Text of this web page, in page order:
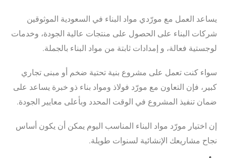
يساعد العمل مع مورّدي مواد البناء في السعودية الموثوقين
شركات البناء على الحصول على منتجات عالية الجودة، وخدمات
لوجستية فعالة، و إمدادات ثابتة من مواد البناء بالجملة.
سواء كنت تعمل على مشروع بنية تحتية ضخم أو مبنى تجاري
كبير، فإن التعاون مع مورّد فولاذ ومواد بناء ذو خبرة يساعد على
ضمان تنفيذ المشروع في الوقت المحدد وبأعلى معايير الجودة.
إن اختيار مورّد مواد البناء المناسب اليوم يمكن أن يكون أساس
نجاح مشاريعك الإنشائية لسنوات طويلة.